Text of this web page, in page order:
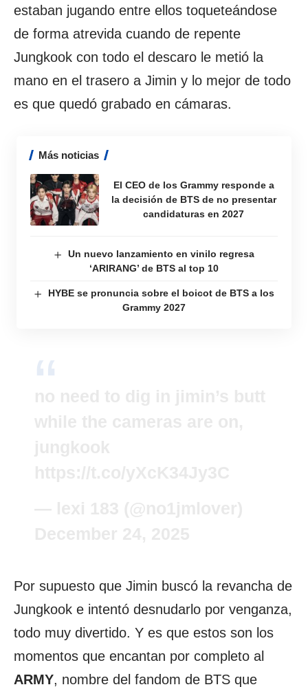
estaban jugando entre ellos toqueteándose
de forma atrevida cuando de repente
Jungkook con todo el descaro le metió la
mano en el trasero a Jimin y lo mejor de todo
es que quedó grabado en cámaras.
Más noticias
El CEO de los Grammy responde a
la decisión de BTS de no presentar
candidaturas en 2027
Un nuevo lanzamiento en vinilo regresa
‘ARIRANG’ de BTS al top 10
HYBE se pronuncia sobre el boicot de BTS a los
Grammy 2027
Por supuesto que Jimin buscó la revancha de
Jungkook e intentó desnudarlo por venganza,
todo muy divertido. Y es que estos son los
momentos que encantan por completo al
ARMY, nombre del fandom de BTS que